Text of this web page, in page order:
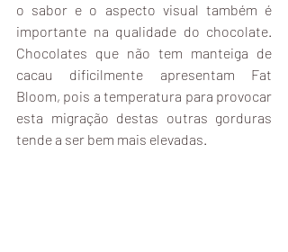
o sabor e o aspecto visual também é
importante na qualidade do chocolate.
Chocolates que não tem manteiga de
cacau dificilmente apresentam Fat
Bloom, pois a temperatura para provocar
esta migração destas outras gorduras
tende a ser bem mais elevadas.